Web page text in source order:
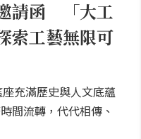
請函 「大工
索工藝無限可
充滿歷史與人文底蘊
間流轉，代代相傳、